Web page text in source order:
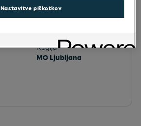
Dizel
Regija
MO Ljubljana
Nastavitve piškotkov